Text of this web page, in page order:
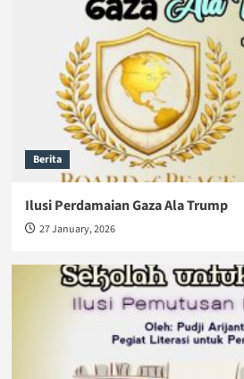
Berita
Ilusi Perdamaian Gaza Ala Trump
27 January, 2026